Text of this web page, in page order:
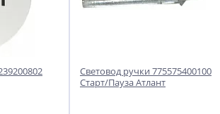
Световод ручки 775575400100
Старт/Пауза Атлант